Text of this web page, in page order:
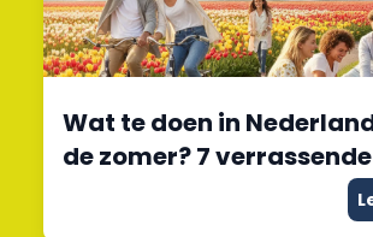
Wat te doen in
de zomer? 7